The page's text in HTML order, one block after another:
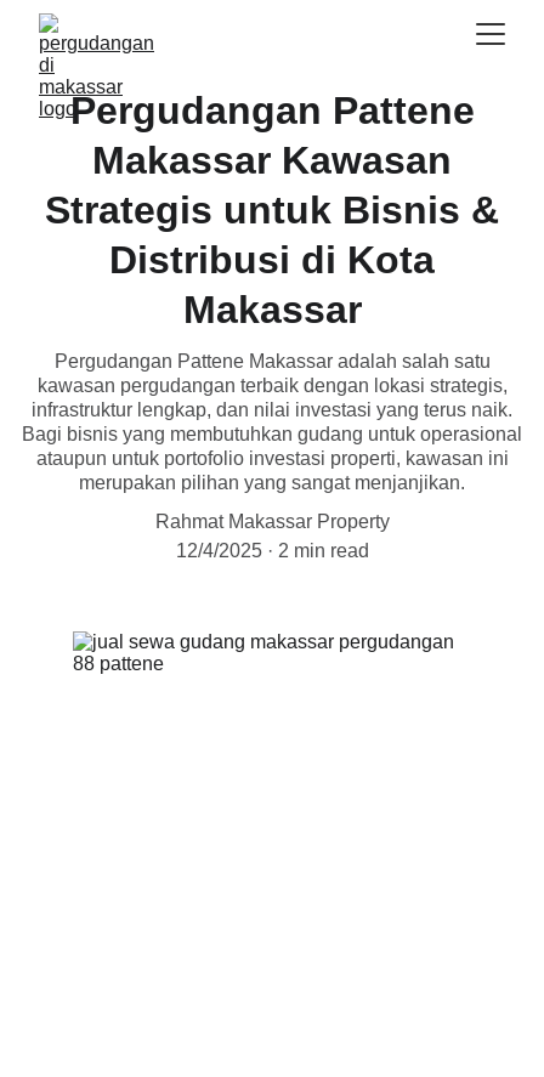
Pergudangan Pattene
Makassar Kawasan
Strategis untuk Bisnis &
Distribusi di Kota
Makassar
Pergudangan Pattene Makassar adalah salah satu
kawasan pergudangan terbaik dengan lokasi strategis,
infrastruktur lengkap, dan nilai investasi yang terus naik.
Bagi bisnis yang membutuhkan gudang untuk operasional
ataupun untuk portofolio investasi properti, kawasan ini
merupakan pilihan yang sangat menjanjikan.
Rahmat Makassar Property
12/4/2025
2 min read